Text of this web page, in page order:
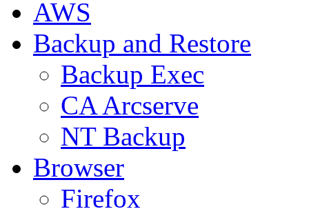
AWS
Backup and Restore
Backup Exec
CA Arcserve
NT Backup
Browser
Firefox